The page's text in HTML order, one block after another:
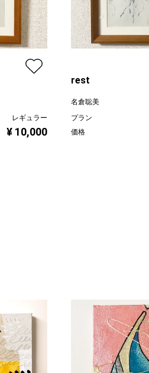
レギュラー
¥ 10,000
rest
名倉聡美
プラン
価格